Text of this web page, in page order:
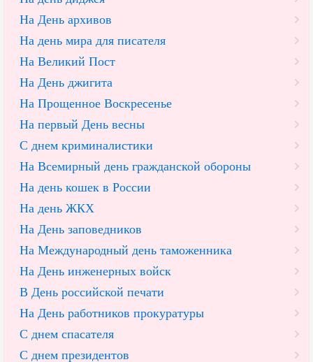
На День архивов
На день мира для писателя
На Великий Пост
На День джигита
На Прощенное Воскресенье
На первый День весны
С днем криминалистики
На Всемирный день гражданской обороны
На день кошек в России
На день ЖКХ
На День заповедников
На Международный день таможенника
На День инженерных войск
В День российской печати
На День работников прокуратуры
С днем спасателя
С днем президентов